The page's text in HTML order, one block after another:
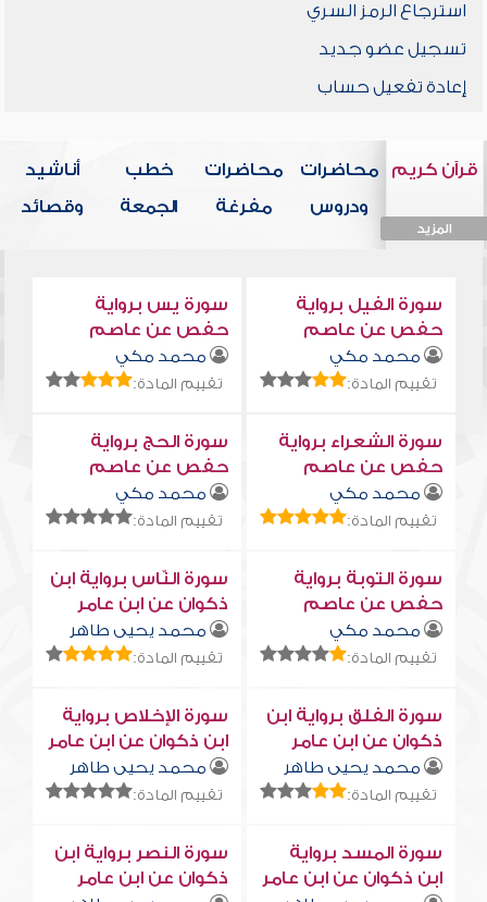
استرجاع الرمز السري
تسجيل عضو جديد
إعادة تفعيل حساب
قرآن كريم
المزيد
محاضرات
ودروس
محاضرات
مفرغة
خطب
الجمعة
أناشيد
وقصائد
سورة الفيل برواية
حفص عن عاصم
محمد مكي
تقييم المادة:
سورة يس برواية
حفص عن عاصم
محمد مكي
تقييم المادة:
سورة الشعراء برواية
حفص عن عاصم
محمد مكي
تقييم المادة:
سورة الحج برواية
حفص عن عاصم
محمد مكي
تقييم المادة:
سورة التوبة برواية
حفص عن عاصم
محمد مكي
تقييم المادة:
سورة النّاس برواية ابن
ذكوان عن ابن عامر
محمد يحيى طاهر
تقييم المادة:
سورة الفلق برواية ابن
ذكوان عن ابن عامر
محمد يحيى طاهر
تقييم المادة:
سورة الإخلاص برواية
ابن ذكوان عن ابن عامر
محمد يحيى طاهر
تقييم المادة:
سورة المسد برواية
ابن ذكوان عن ابن عامر
سورة النصر برواية ابن
ذكوان عن ابن عامر